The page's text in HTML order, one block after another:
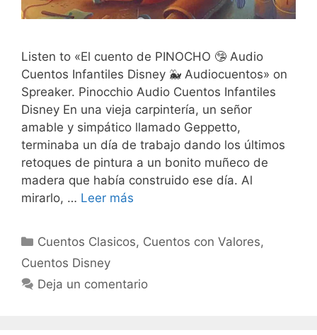
Listen to «El cuento de PINOCHO 🤥 Audio
Cuentos Infantiles Disney 🐳 Audiocuentos» on
Spreaker. Pinocchio Audio Cuentos Infantiles
Disney En una vieja carpintería, un señor
amable y simpático llamado Geppetto,
terminaba un día de trabajo dando los últimos
retoques de pintura a un bonito muñeco de
madera que había construido ese día. Al
mirarlo, … Leer más
Categorías
Cuentos Clasicos, Cuentos con Valores,
Cuentos Disney
Deja un comentario